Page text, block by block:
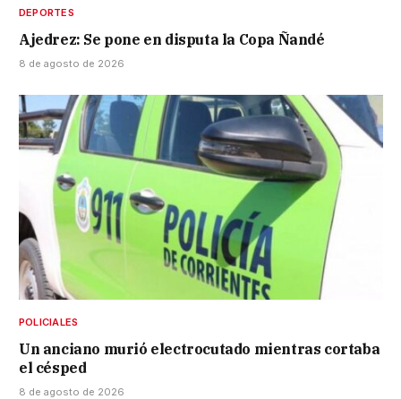
DEPORTES
Ajedrez: Se pone en disputa la Copa Ñandé
8 de agosto de 2026
POLICIALES
Un anciano murió electrocutado mientras cortaba
el césped
8 de agosto de 2026